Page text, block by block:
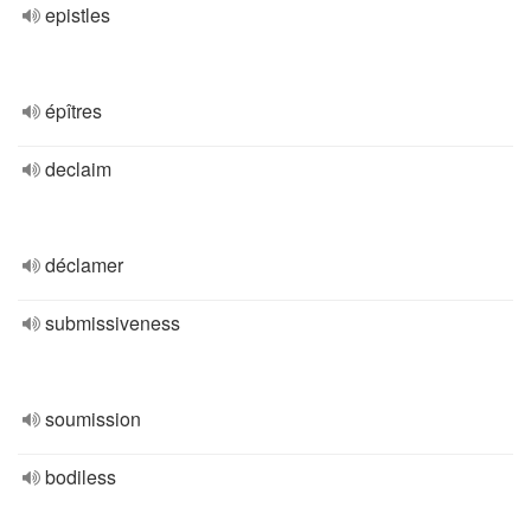
epistles
épîtres
declaim
déclamer
submissiveness
soumission
bodiless